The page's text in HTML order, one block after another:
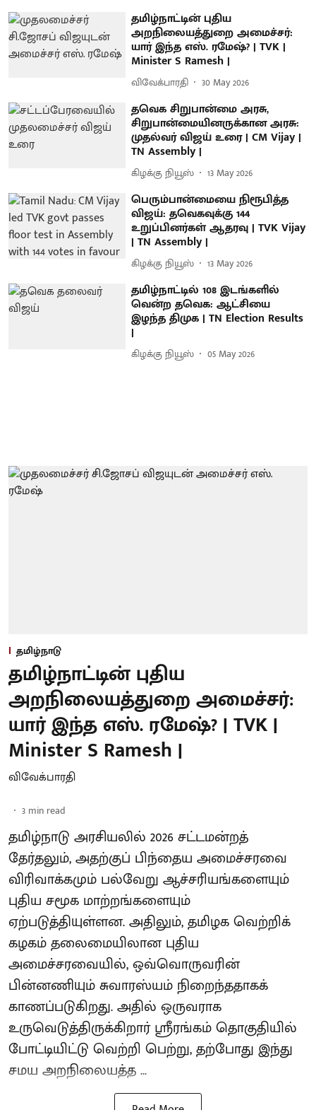
தமிழ்நாட்டின் புதிய
அறநிலையத்துறை அமைச்சர்:
யார் இந்த எஸ். ரமேஷ்? | TVK |
Minister S Ramesh |
விவேக்பாரதி 30 May 2026
தவெக சிறுபான்மை அரசு,
சிறுபான்மையினருக்கான அரசு:
முதல்வர் விஜய் உரை | CM Vijay |
TN Assembly |
கிழக்கு நியூஸ் 13 May 2026
பெரும்பான்மையை நிரூபித்த
விஜய்: தவெகவுக்கு 144
உறுப்பினர்கள் ஆதரவு | TVK Vijay
| TN Assembly |
கிழக்கு நியூஸ் 13 May 2026
தமிழ்நாட்டில் 108 இடங்களில்
வென்ற தவெக: ஆட்சியை
இழந்த திமுக | TN Election Results
|
கிழக்கு நியூஸ் 05 May 2026
தமிழ்நாடு
தமிழ்நாட்டின் புதிய
அறநிலையத்துறை அமைச்சர்:
யார் இந்த எஸ். ரமேஷ்? | TVK |
Minister S Ramesh |
விவேக்பாரதி
3 min read
தமிழ்நாடு அரசியலில் 2026 சட்டமன்றத்
தேர்தலும், அதற்குப் பிந்தைய அமைச்சரவை
விரிவாக்கமும் பல்வேறு ஆச்சரியங்களையும்
புதிய சமூக மாற்றங்களையும்
ஏற்படுத்தியுள்ளன. அதிலும், தமிழக வெற்றிக்
கழகம் தலைமையிலான புதிய
அமைச்சரவையில், ஒவ்வொருவரின்
பின்னணியும் சுவாரஸ்யம் நிறைந்ததாகக்
காணப்படுகிறது. அதில் ஒருவராக
உருவெடுத்திருக்கிறார் ஸ்ரீரங்கம் தொகுதியில்
போட்டியிட்டு வெற்றி பெற்று, தற்போது இந்து
சமய அறநிலையத்த ...